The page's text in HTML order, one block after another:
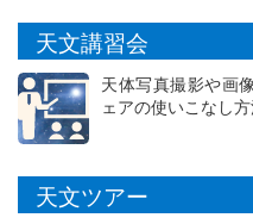
天文講習会
天体写真撮影や画
ェアの使いこなし
天文ツアー